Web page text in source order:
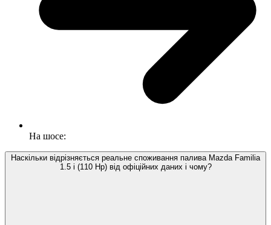
На шосе:
Наскільки відрізняється реальне споживання палива Mazda Familia
1.5 i (110 Hp) від офіційних даних і чому?